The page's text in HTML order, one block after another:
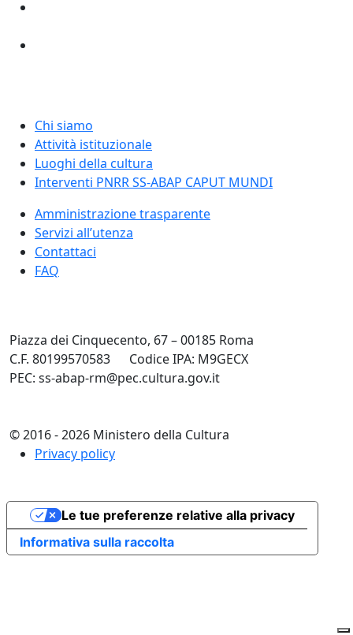
Chi siamo
Attività istituzionale
Luoghi della cultura
Interventi PNRR SS-ABAP CAPUT MUNDI
Amministrazione trasparente
Servizi all’utenza
Contattaci
FAQ
Piazza dei Cinquecento, 67 – 00185 Roma
C.F. 80199570583
Codice IPA: M9GECX
PEC: ss-abap-rm@pec.cultura.gov.it
© 2016 - 2026 Ministero della Cultura
Privacy policy
Informativa sulla raccolta
Le tue preferenze relative alla privacy